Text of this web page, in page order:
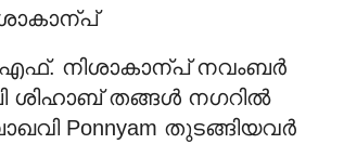
നിശാകാന്പ് നവംബര്‍
ശിഹാബ് തങ്ങള്‍ നഗറില്‍
Ponnyam തുടങ്ങിയവര്‍